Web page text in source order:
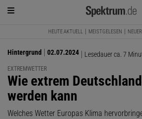
HEUTE AKTUELL MEISTGELESEN
Hintergrund 02.07.2024 Lesedauer ca. 7
EXTREMWETTER
:
Wie extrem
werden kann
Welches Wetter Europas Klima